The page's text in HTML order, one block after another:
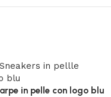
in pelle con logo blu